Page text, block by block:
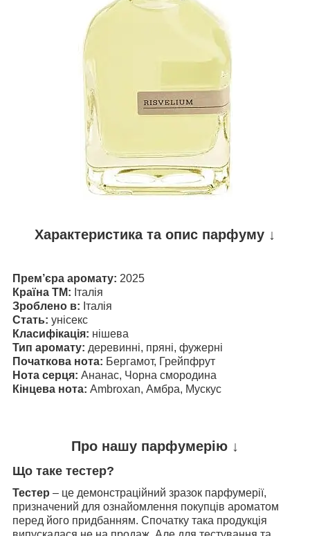
Характеристика та опис парфуму ↓
Прем’єра аромату: 2025
Країна ТМ: Італія
Зроблено в: Італія
Стать: унісекс
Класифікація: нішева
Тип аромату: деревинні, пряні, фужерні
Початкова нота: Бергамот, Грейпфрут​​​​​​​
Нота серця: Ананас, Чорна смородина​​​​​​​
Кінцева нота: Ambroxan, Амбра, Мускус
Про нашу парфумерію ↓
Що таке тестер?
Тестер – це демонстраційний зразок парфумерії,
призначений для ознайомлення покупців ароматом
перед його придбанням. Спочатку така продукція